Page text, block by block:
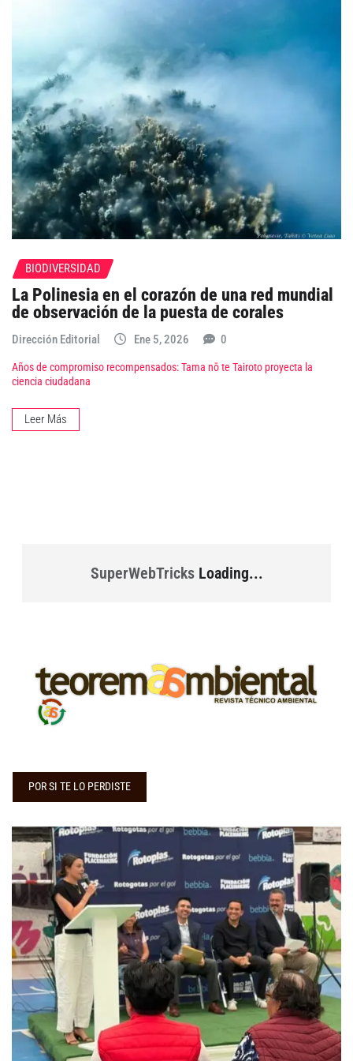
BIODIVERSIDAD
La Polinesia en el corazón de una red mundial
de observación de la puesta de corales
Dirección Editorial Ene 5, 2026 0
Años de compromiso recompensados: Tama nō te Tairoto proyecta la
ciencia ciudadana
Leer Más
SuperWebTricksLoading...
POR SI TE LO PERDISTE